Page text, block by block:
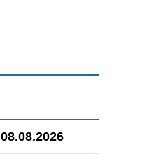
08.08.2026